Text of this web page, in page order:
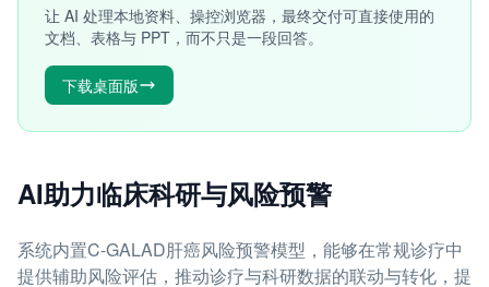
让 AI 处理本地资料、操控浏览器，最终交付可直接使用的
文档、表格与 PPT，而不只是一段回答。
下载桌面版
AI助力临床科研与风险预警
系统内置C-GALAD肝癌风险预警模型，能够在常规诊疗中
提供辅助风险评估，推动诊疗与科研数据的联动与转化，提